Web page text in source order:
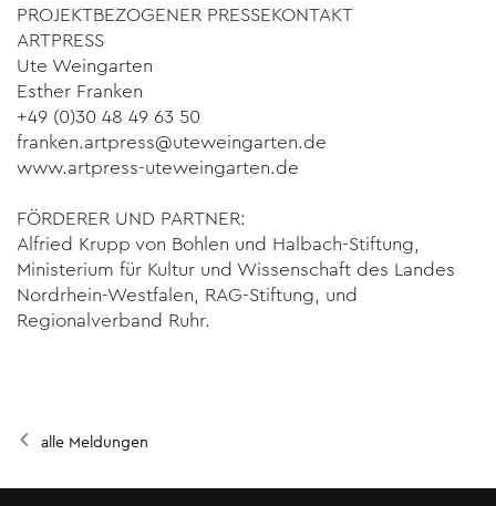
PROJEKTBEZOGENER PRESSEKONTAKT
ARTPRESS
Ute Weingarten
Esther Franken
+49 (0)30 48 49 63 50
franken.artpress@uteweingarten.de
www.artpress-uteweingarten.de
FÖRDERER UND PARTNER:
Alfried Krupp von Bohlen und Halbach-Stiftung,
Ministerium für Kultur und Wissenschaft des Landes
Nordrhein-Westfalen, RAG-Stiftung, und
Regionalverband Ruhr.
alle Meldungen